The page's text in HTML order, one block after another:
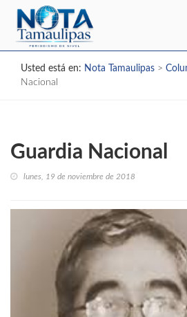
Usted está en: Nota Tamaulipas >
Nacional
Guardia Nacional
lunes, 19 de noviembre de 2018